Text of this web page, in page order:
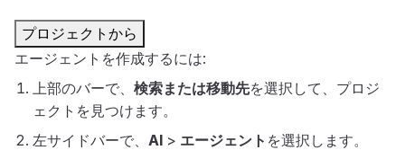
プロジェクトから
エージェントを作成するには:
上部のバーで、 検索または移動先を選択して、プロジ
ェクトを見つけます。
左サイドバーで、 AI > エージェント を選択します。